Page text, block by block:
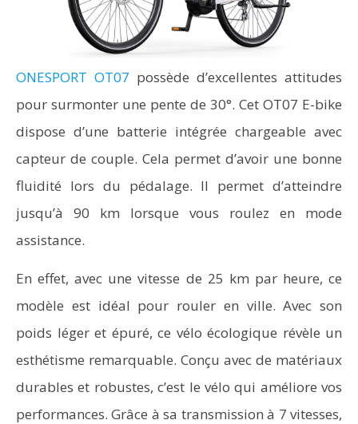
ONESPORT OT07 possède d’excellentes attitudes
pour surmonter une pente de 30°. Cet OT07 E-bike
dispose d’une batterie intégrée chargeable avec
capteur de couple. Cela permet d’avoir une bonne
fluidité lors du pédalage. Il permet d’atteindre
jusqu’à 90 km lorsque vous roulez en mode
assistance.
En effet, avec une vitesse de 25 km par heure, ce
modèle est idéal pour rouler en ville. Avec son
poids léger et épuré, ce vélo écologique révèle un
esthétisme remarquable. Conçu avec de matériaux
durables et robustes, c’est le vélo qui améliore vos
performances. Grâce à sa transmission à 7 vitesses,